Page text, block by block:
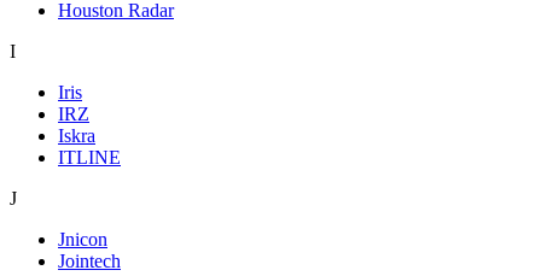
Houston Radar
I
Iris
IRZ
Iskra
ITLINE
J
Jnicon
Jointech